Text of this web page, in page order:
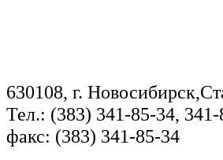
630108, г.
Тел.: (383) 341-85-34, 341-
факс: (383) 341-85-34